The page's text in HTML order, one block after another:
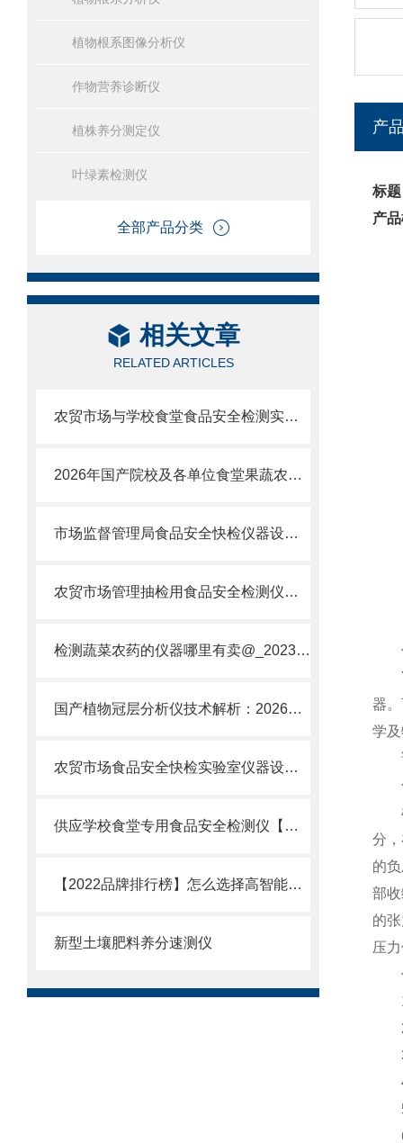
植物根系图像分析仪
作物营养诊断仪
植株养分测定仪
叶绿素检测仪
全部产品分类
相关文章
RELATED ARTICLES
农贸市场与学校食堂食品安全检测实验室标准化快速建设方案
2026年国产院校及各单位食堂果蔬农副产品农药残留检测仪采购清单方案
市场监督管理局食品安全快检仪器设备市面上哪家品牌好
农贸市场管理抽检用食品安全检测仪器设备配备方案清单推荐
检测蔬菜农药的仪器哪里有卖@_2023全网折扣价@山东云唐仪器工厂
国产植物冠层分析仪技术解析：2026年主流厂家解析及选型指南
农贸市场食品安全快检实验室仪器设备配置清单咨询云唐科技一站式解决方案
供应学校食堂专用食品安全检测仪【高精度检测】供应学校食堂食品安全检测仪
【2022品牌排行榜】怎么选择高智能土壤养分检测仪@智能土壤养分检测仪
新型土壤肥料养分速测仪
产
标
产
仪
器
学
该
仪
植
分
的
部
的
压
仪
1
2
3
4
5
6